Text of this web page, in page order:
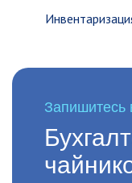
Запишитесь